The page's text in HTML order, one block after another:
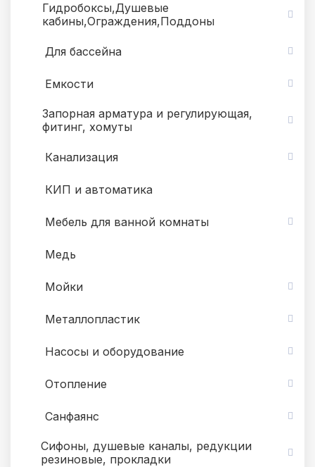
Гидробоксы,Душевые
кабины,Ограждения,Поддоны
Для бассейна
Емкости
Запорная арматура и регулирующая,
фитинг, хомуты
Канализация
КИП и автоматика
Мебель для ванной комнаты
Медь
Мойки
Металлопластик
Насосы и оборудование
Отопление
Санфаянс
Сифоны, душевые каналы, редукции
резиновые, прокладки